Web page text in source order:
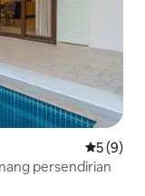
5 (9)
persendirian